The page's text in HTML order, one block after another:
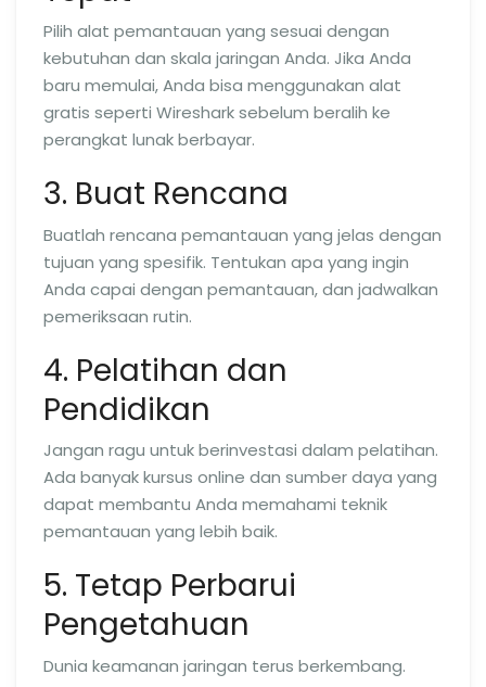
Pilih alat pemantauan yang sesuai dengan
kebutuhan dan skala jaringan Anda. Jika Anda
baru memulai, Anda bisa menggunakan alat
gratis seperti Wireshark sebelum beralih ke
perangkat lunak berbayar.
3. Buat Rencana
Buatlah rencana pemantauan yang jelas dengan
tujuan yang spesifik. Tentukan apa yang ingin
Anda capai dengan pemantauan, dan jadwalkan
pemeriksaan rutin.
4. Pelatihan dan
Pendidikan
Jangan ragu untuk berinvestasi dalam pelatihan.
Ada banyak kursus online dan sumber daya yang
dapat membantu Anda memahami teknik
pemantauan yang lebih baik.
5. Tetap Perbarui
Pengetahuan
Dunia keamanan jaringan terus berkembang.